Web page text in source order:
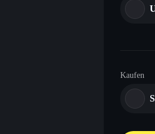
Kaufen